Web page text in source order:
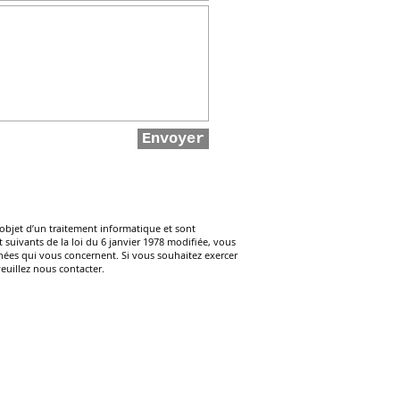
Envoyer
d’un traitement informatique et sont
suivants de la loi du 6 janvier 1978 modifiée, vous
qui vous concernent. Si vous souhaitez exercer
nous contacter.